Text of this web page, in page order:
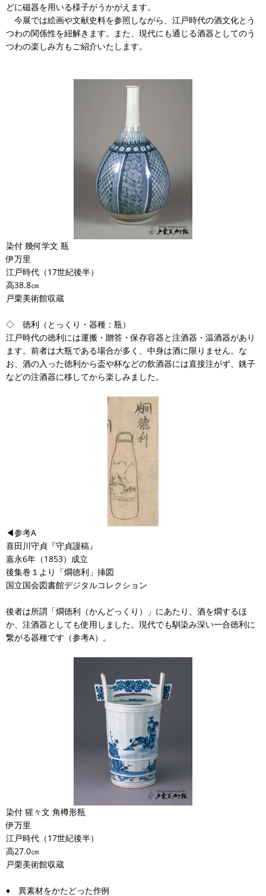
どに磁器を用いる様子がうかがえます。
今展では絵画や文献史料を参照しながら、江戸時代の酒文化とう
つわの関係性を紐解きます。また、現代にも通じる酒器としてのう
つわの楽しみ方もご紹介いたします。
染付 幾何学文 瓶
伊万里
江戸時代（17世紀後半）
高38.8㎝
戸栗美術館収蔵
◇ 徳利（とっくり・器種：瓶）
江戸時代の徳利には運搬・贈答・保存容器と注酒器・温酒器があり
ます。前者は大瓶である場合が多く、中身は酒に限りません。な
お、酒の入った徳利から盃や杯などの飲酒器には直接注がず、銚子
などの注酒器に移してから楽しみました。
◀参考A
喜田川守貞『守貞謾稿』
嘉永6年（1853）成立
後集巻１より「燗徳利」挿図
国立国会図書館デジタルコレクション
後者は所謂「燗徳利（かんどっくり）」にあたり、酒を燗するほ
か、注酒器としても使用しました。現代でも馴染み深い一合徳利に
繋がる器種です（参考A）。
染付 猩々文 角樽形瓶
伊万里
江戸時代（17世紀後半）
高27.0㎝
戸栗美術館収蔵
♦︎ 異素材をかたどった作例